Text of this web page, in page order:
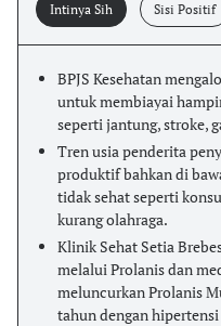
Intinya Sih Sisi Positif
BPJS Kesehatan
untuk membiayai
seperti jantung, stroke,
Tren usia penderita
produktif bahkan di
tidak sehat seperti
kurang olahraga.
Klinik Sehat Setia
melalui Prolanis dan
meluncurkan Prolanis
tahun dengan